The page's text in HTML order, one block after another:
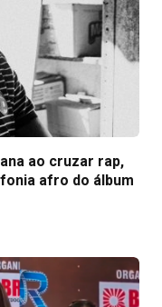
ao cruzar rap,
afro do álbum